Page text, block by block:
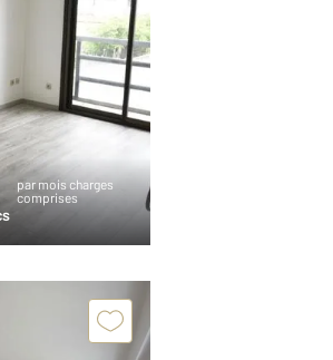
par mois charges
comprises